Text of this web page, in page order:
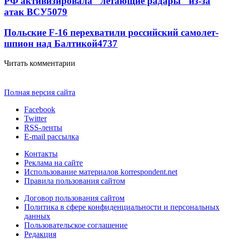
атак ВСУ5079
Польские F-16 перехватили российский самолет-
шпион над Балтикой4737
Читать комментарии
Полная версия сайта
Facebook
Twitter
RSS-ленты
E-mail рассылка
Контакты
Реклама на сайте
Использование материалов korrespondent.net
Правила пользования сайтом
Договор пользования сайтом
Политика в сфере конфиденциальности и персональных
данных
Пользовательское соглашение
Редакция